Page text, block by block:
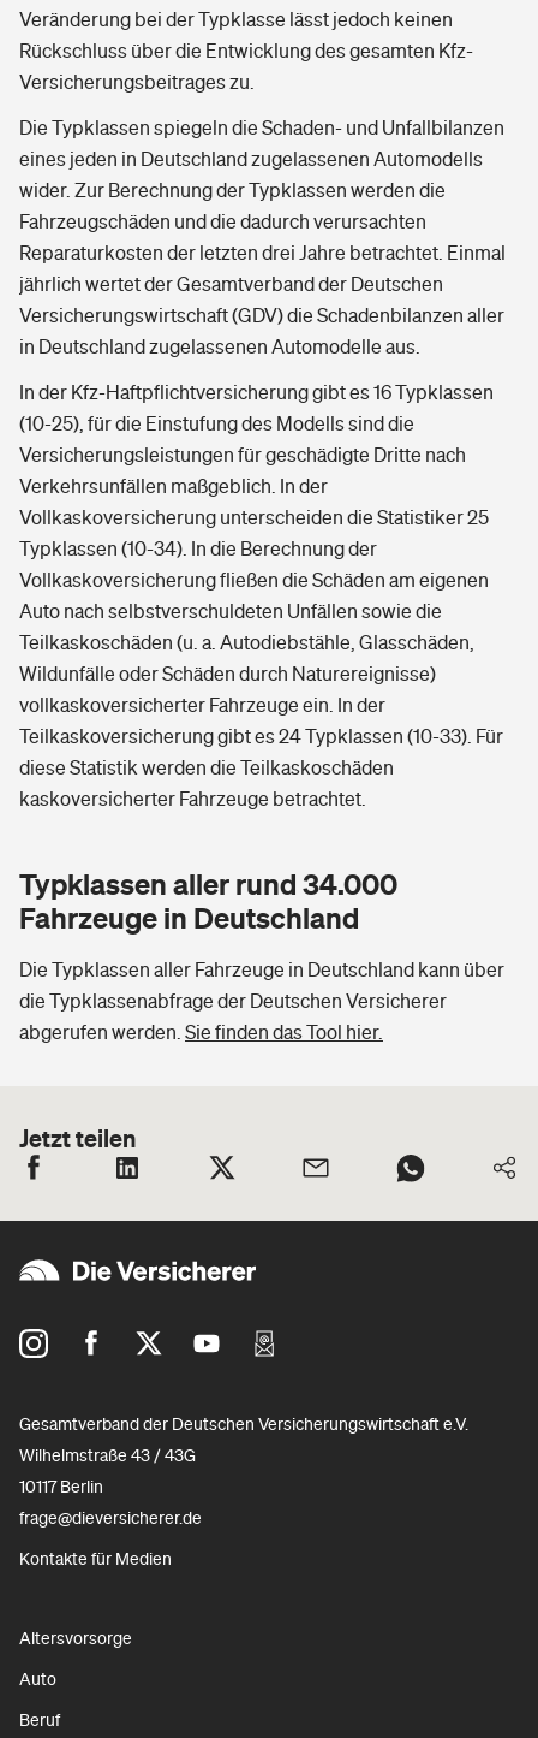
Veränderung bei der Typklasse lässt jedoch keinen
Rückschluss über die Entwicklung des gesamten Kfz-
Versicherungsbeitrages zu.
Die Typklassen spiegeln die Schaden- und Unfallbilanzen
eines jeden in Deutschland zugelassenen Automodells
wider. Zur Berechnung der Typklassen werden die
Fahrzeugschäden und die dadurch verursachten
Reparaturkosten der letzten drei Jahre betrachtet. Einmal
jährlich wertet der Gesamtverband der Deutschen
Versicherungswirtschaft (GDV) die Schadenbilanzen aller
in Deutschland zugelassenen Automodelle aus.
In der Kfz-Haftpflichtversicherung gibt es 16 Typklassen
(10-25), für die Einstufung des Modells sind die
Versicherungsleistungen für geschädigte Dritte nach
Verkehrsunfällen maßgeblich. In der
Vollkaskoversicherung unterscheiden die Statistiker 25
Typklassen (10-34). In die Berechnung der
Vollkaskoversicherung fließen die Schäden am eigenen
Auto nach selbstverschuldeten Unfällen sowie die
Teilkaskoschäden (u. a. Autodiebstähle, Glasschäden,
Wildunfälle oder Schäden durch Naturereignisse)
vollkaskoversicherter Fahrzeuge ein. In der
Teilkaskoversicherung gibt es 24 Typklassen (10-33). Für
diese Statistik werden die Teilkaskoschäden
kaskoversicherter Fahrzeuge betrachtet.
Typklassen aller rund 34.000
Fahrzeuge in Deutschland
Die Typklassen aller Fahrzeuge in Deutschland kann über
die Typklassenabfrage der Deutschen Versicherer
abgerufen werden. Sie finden das Tool hier.
Jetzt teilen
Gesamtverband der Deutschen Versicherungswirtschaft e.V.
Wilhelmstraße 43 / 43G
10117 Berlin
frage@dieversicherer.de
Kontakte für Medien
Altersvorsorge
Auto
Beruf